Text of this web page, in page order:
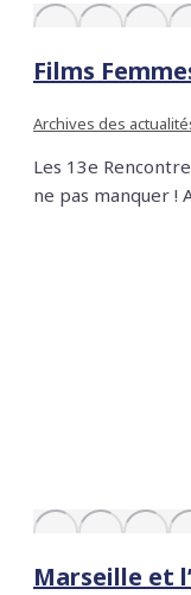
Films
Archives des
Les 13e
ne pas manquer !
Marseille et